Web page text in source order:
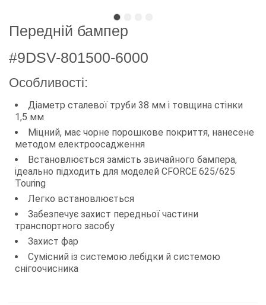
Передній бампер
#9DSV-801500-6000
Особливості:
Діаметр сталевої труби 38 мм і товщина стінки
1,5 мм
Міцний, має чорне порошкове покриття, нанесене
методом електроосадження
Встановлюється замість звичайного бампера,
ідеально підходить для моделей CFORCE 625/625
Touring
Легко встановлюється
Забезпечує захист передньої частини
транспортного засобу
Захист фар
Сумісний із системою лебідки й системою
снігоочисника